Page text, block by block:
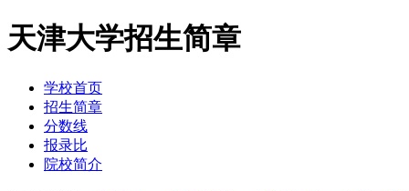
天津大学招生简章
学校首页
招生简章
分数线
报录比
院校简介